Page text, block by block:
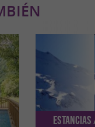
Estancias